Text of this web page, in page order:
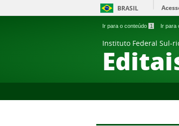
BRASIL
Ir para o conteúdo 1 Ir para
Instituto Federal Sul-